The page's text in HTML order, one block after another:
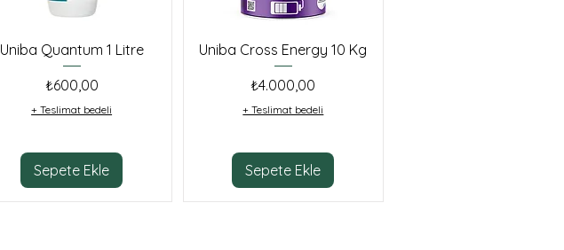
Uniba Quantum 1 Litre
Fiyat
₺600,00
+ Teslimat bedeli
Sepete Ekle
Uniba Cross Energy 10 Kg
Fiyat
₺4.000,00
+ Teslimat bedeli
Sepete Ekle